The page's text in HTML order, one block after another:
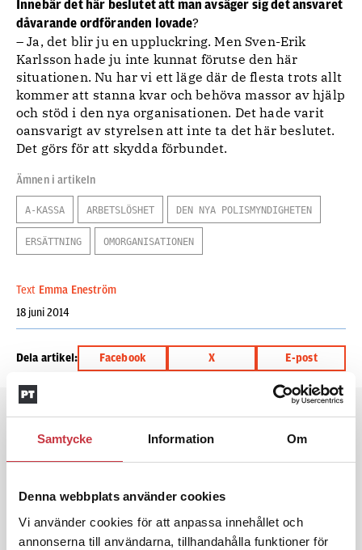
Samtycke Information Om
Denna webbplats använder cookies
Vi använder cookies för att anpassa innehållet och
annonserna till användarna, tillhandahålla funktioner för
Innebär det här beslutet att man avsäger sig det ansvaret
dåvarande ordföranden lovade?
– Ja, det blir ju en uppluckring. Men Sven-Erik
Karlsson hade ju inte kunnat förutse den här
situationen. Nu har vi ett läge där de flesta trots allt
kommer att stanna kvar och behöva massor av hjälp
och stöd i den nya organisationen. Det hade varit
oansvarigt av styrelsen att inte ta det här beslutet.
Det görs för att skydda förbundet.
Ämnen i artikeln
A-KASSA ARBETSLÖSHET DEN NYA POLISMYNDIGHETEN
ERSÄTTNING OMORGANISATIONEN
Text Emma Eneström
18 juni 2014
Dela artikel: Facebook X E-post
kronor
4 juni 2026